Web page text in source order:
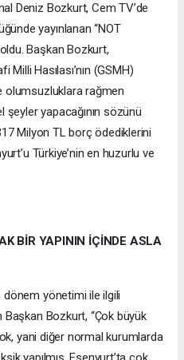
Deniz Bozkurt, Cem TV’de
yayınlanan “NOT
oldu. Başkan Bozkurt,
Milli Hasılası’nın (GSMH)
olumsuzluklara rağmen
yapacağının sözünü
Milyon TL borç ödediklerini
Türkiye’nin en huzurlu ve
BİR YAPININ İÇİNDE ASLA
dönem yönetimi ile ilgili
Başkan Bozkurt, “Çok büyük
yani diğer normal kurumlarda